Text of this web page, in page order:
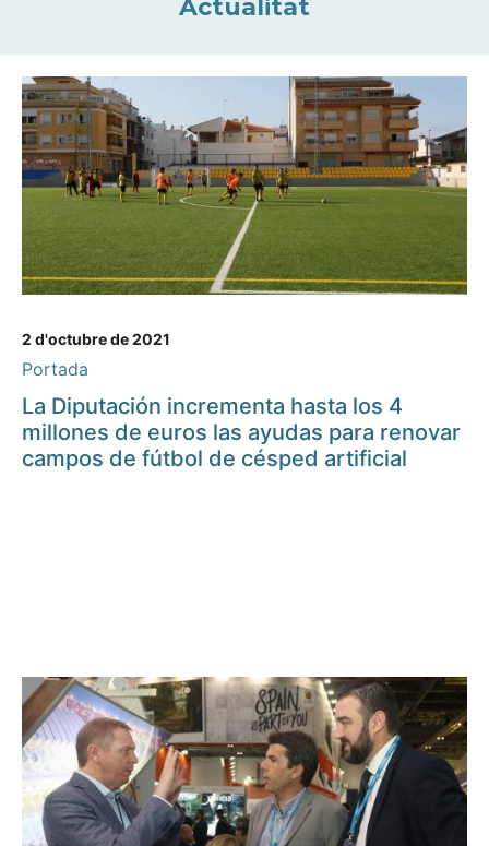
Actualitat
2 d'octubre de 2021
Portada
La Diputación incrementa hasta los 4
millones de euros las ayudas para renovar
campos de fútbol de césped artificial